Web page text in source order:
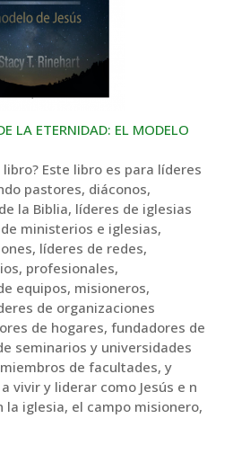
LA ETERNIDAD: EL MODELO
Este libro es para líderes
pastores, diáconos,
la Biblia, líderes de iglesias
ministerios e iglesias,
líderes de redes,
profesionales,
equipos, misioneros,
de organizaciones
de hogares, fundadores de
seminarios y universidades
de facultades, y
vivir y liderar como Jesús e n
la iglesia, el campo misionero,